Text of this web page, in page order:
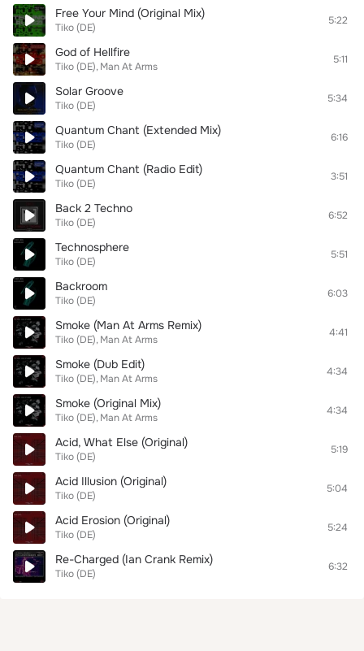
Free Your Mind (Original Mix)
Tiko (DE)
5:22
God of Hellfire
Tiko (DE) Man At Arms
5:11
Solar Groove
Tiko (DE)
5:34
Quantum Chant (Extended Mix)
Tiko (DE)
6:16
Quantum Chant (Radio Edit)
Tiko (DE)
3:51
Back 2 Techno
Tiko (DE)
6:52
Technosphere
Tiko (DE)
5:51
Backroom
Tiko (DE)
6:03
Smoke (Man At Arms Remix)
Tiko (DE) Man At Arms
4:41
Smoke (Dub Edit)
Tiko (DE) Man At Arms
4:34
Smoke (Original Mix)
Tiko (DE) Man At Arms
4:34
Acid, What Else (Original)
Tiko (DE)
5:19
Acid Illusion (Original)
Tiko (DE)
5:04
Acid Erosion (Original)
Tiko (DE)
5:24
Re-Charged (Ian Crank Remix)
Tiko (DE)
6:32